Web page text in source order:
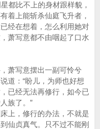
比不上的身材跟样貌，
着上能斩杀仙庭飞升者，
经在想着，怎么利用她对
萧写意都不由咽起了口水
萧写意摆出一副可怜兮
道：“盼儿，为师也好想
已经无法再修行，如今已
族了。”
，修行的办法，不就是
仙贞真气。只不过不能刚